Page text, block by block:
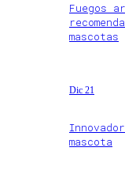
Fuegos
mascotas
Dic 21
mascota